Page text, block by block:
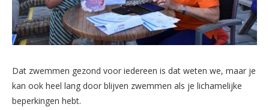
Dat zwemmen gezond voor iedereen is dat weten we, maar je
kan ook heel lang door blijven zwemmen als je lichamelijke
beperkingen hebt.